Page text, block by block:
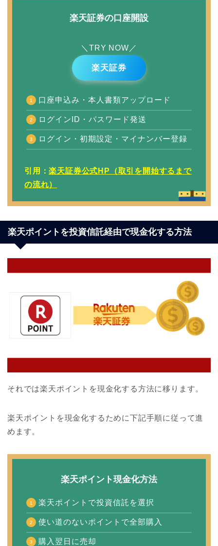
楽天証券の口座開設
＼TRY NOW／
楽天証券
口座申込み・本人書類アップロード
ログインID・パスワード発送
ログイン・初期設定・マイナンバー登録
引用：楽天証券公式HP（取引を開始するまで
の流れ）
楽天ポイントを投資信託経由で現金化する方法
それでは楽天ポイントを現金化する方法に移ります。
楽天ポイントを現金化するために下記手順に従って進
めます。
楽天ポイント現金化方法
楽天ポイントで投資信託を選択
使い道のないポイントで全部購入
購入翌日に売却